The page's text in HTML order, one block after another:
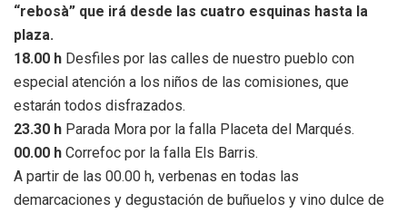
“rebosà” que irá desde las cuatro esquinas hasta la
plaza.
18.00 h Desfiles por las calles de nuestro pueblo con
especial atención a los niños de las comisiones, que
estarán todos disfrazados.
23.30 h Parada Mora por la falla Placeta del Marqués.
00.00 h Correfoc por la falla Els Barris.
A partir de las 00.00 h, verbenas en todas las
demarcaciones y degustación de buñuelos y vino dulce de